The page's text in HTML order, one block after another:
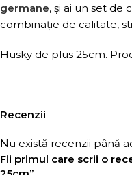
germane, și ai un set de
combinație de calitate,
Husky de plus 25cm.
Recenzii
Nu există recenzii până
Fii primul care scrii o